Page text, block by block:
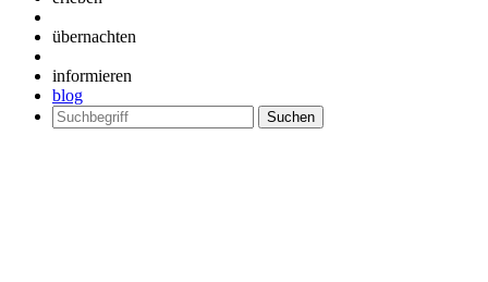
übernachten
informieren
blog
Suchen
nach: